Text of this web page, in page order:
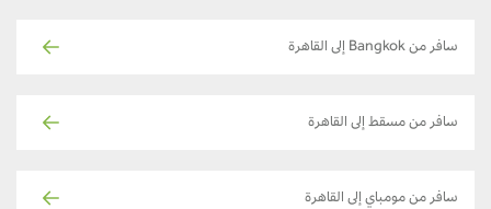
سافر من Bangkok إلى القاهرة
سافر من مسقط إلى القاهرة
سافر من مومباي إلى القاهرة